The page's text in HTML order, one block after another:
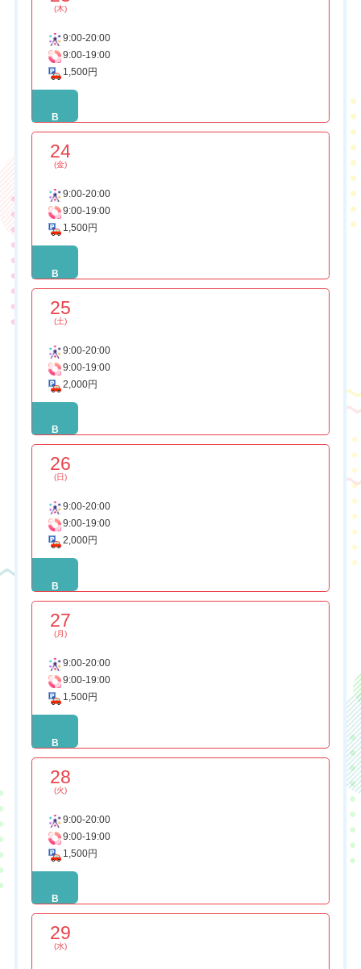
(木)
9:00-20:00
9:00-19:00
1,500円
B
24
(金)
9:00-20:00
9:00-19:00
1,500円
B
25
(土)
9:00-20:00
9:00-19:00
2,000円
B
26
(日)
9:00-20:00
9:00-19:00
2,000円
B
27
(月)
9:00-20:00
9:00-19:00
1,500円
B
28
(火)
9:00-20:00
9:00-19:00
1,500円
B
29
(水)